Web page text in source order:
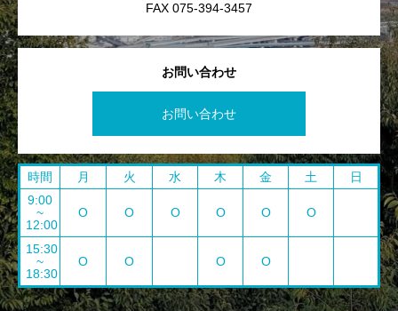
お問い合わせ
お問い合わせ
FAX 075-394-3457
時間 月 火 水 木 金 土
日
9:00
~
12:00
O O O O O O
15:30
~
18:30
O O O O